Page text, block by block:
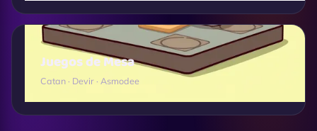
Juegos de Mesa
Catan · Devir · Asmodee